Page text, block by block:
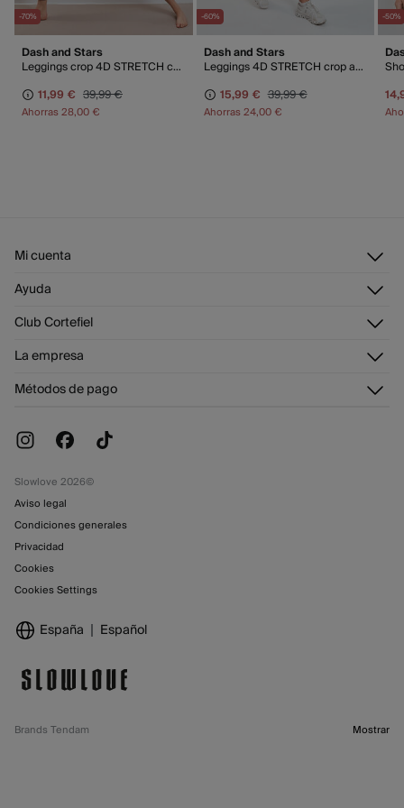
-70%
Dash and Stars
Leggings crop 4D STRETCH color block rosa
11,99 € 39,99 €
Ahorras28,00 €
-60%
Dash and Stars
Leggings 4D STRETCH crop azul
15,99 € 39,99 €
Ahorras24,00 €
-50%
Mi cuenta
Registrarme
Direcciones de envío
Tarjeta regalo online
Tarjeta abono
Ayuda
Atención al cliente
Preguntas frecuentes
Cambios, devoluciones y desistimiento
Club Cortefiel
La empresa
Trabaja con nosotros
Métodos de pago
Slowlove 2026©
Aviso legal
Condiciones generales
Privacidad
Cookies
Cookies Settings
España Español
Brands Tendam Mostrar